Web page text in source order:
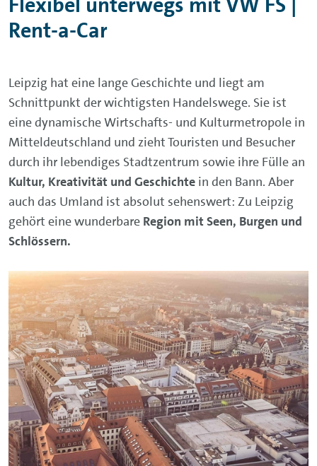
Rent-a-Car
Leipzig hat eine lange Geschichte und liegt am
Schnittpunkt der wichtigsten Handelswege. Sie ist
eine dynamische Wirtschafts- und Kulturmetropole in
Mitteldeutschland und zieht Touristen und Besucher
durch ihr lebendiges Stadtzentrum sowie ihre Fülle an
Kultur, Kreativität und Geschichte in den Bann. Aber
auch das Umland ist absolut sehenswert: Zu Leipzig
gehört eine wunderbare Region mit Seen, Burgen und
Schlössern.